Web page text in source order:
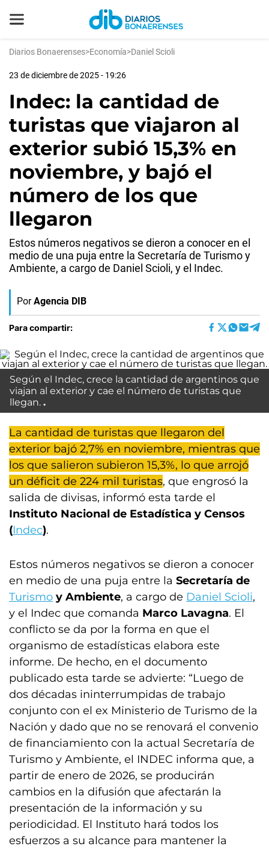
Diarios Bonaerenses>Economía>Daniel Scioli
23 de diciembre de 2025 - 19:26
Indec: la cantidad de
turistas que viajaron al
exterior subió 15,3% en
noviembre, y bajó el
número de los que
llegaron
Estos números negativos se dieron a conocer en el
medio de una puja entre la Secretaría de Turismo y
Ambiente, a cargo de Daniel Scioli, y el Indec.
Por Agencia DIB
Para compartir:
Según el Indec, crece la cantidad de argentinos que
viajan al exterior y cae el número de turistas que
llegan.
La cantidad de turistas que llegaron del
exterior bajó 2,7% en noviembre, mientras que
los que salieron subieron 15,3%, lo que arrojó
un déficit de 224 mil turistas, que engrosó la
salida de divisas, informó esta tarde el
Instituto Nacional de Estadística y Censos
(Indec).
Estos números negativos se dieron a conocer
en medio de una puja entre la Secretaría de
Turismo y Ambiente, a cargo de Daniel Scioli,
y el Indec que comanda Marco Lavagna. El
conflicto se da por la forma en que el
organismo de estadísticas elabora este
informe. De hecho, en el documento
publicado esta tarde se advierte: “Luego de
dos décadas ininterrumpidas de trabajo
conjunto con el ex Ministerio de Turismo de la
Nación y dado que no se renovará el convenio
de financiamiento con la actual Secretaría de
Turismo y Ambiente, el INDEC informa que, a
partir de enero de 2026, se producirán
cambios en la difusión que afectarán la
presentación de la información y su
periodicidad. El Instituto hará todos los
esfuerzos a su alcance para mantener la